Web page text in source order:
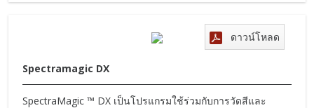
Spectramagic DX
SpectraMagic ™ DX เป็นโปรแกรมใช้ร่วมกับการวัดสีและ
ดาวน์โหลด